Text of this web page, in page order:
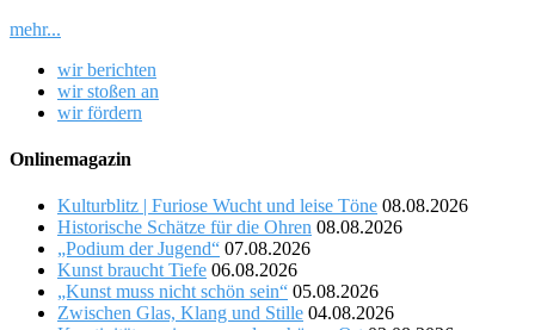
mehr...
wir berichten
wir stoßen an
wir fördern
Onlinemagazin
Kulturblitz | Furiose Wucht und leise Töne 08.08.2026
Historische Schätze für die Ohren 08.08.2026
„Podium der Jugend“ 07.08.2026
Kunst braucht Tiefe 06.08.2026
„Kunst muss nicht schön sein“ 05.08.2026
Zwischen Glas, Klang und Stille 04.08.2026